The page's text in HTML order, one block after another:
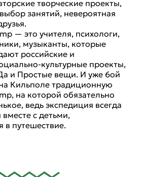
творческие проекты,
занятий, невероятная
— это учителя, психологи,
музыканты, которые
российские и
культурные проекты,
и Простые вещи. И уже 6ой
Кильполе традиционную
на которой обязательно
ведь экспедиция всегда
с детьми,
путешествие.